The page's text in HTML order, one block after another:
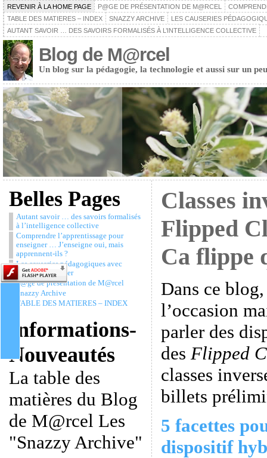
REVENIR À LA HOME PAGE P@GE DE PRÉSENTATION DE M@RCEL
TABLE DES MATIERES – INDEX
SNAZZY ARCHIVE
LES CAUSERIES
AUTANT SAVOIR … DES SAVOIRS FORMALISÉS À L’INTELLIGENCE COLLECTIVE
Blog de M@rcel
Un blog sur la pédagogie, la technologie et aussi sur un
Belles Pages
Autant savoir … des savoirs formalisés
à l’intelligence collective
Comprendre l’apprentissage pour
enseigner … J’enseigne oui, mais
apprennent-ils ?
Les causeries pédagogiques avec
Christophe Batier
P@ge de présentation de M@rcel
Snazzy Archive
TABLE DES MATIERES – INDEX
Informations-
Nouveautés
La table des
matières du Blog
de M@rcel Les
"Snazzy Archive"
Classes
Flipped
Ca flippe
Dans ce
l’occasion
parler des
des Flipped
classes
billets
5 facettes
dispositif